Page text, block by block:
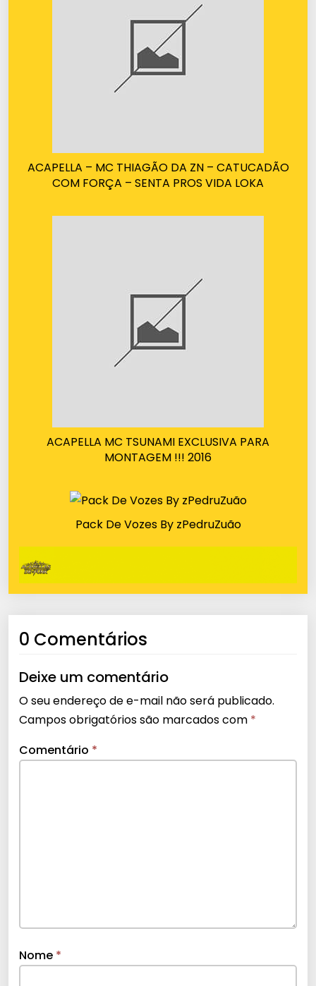
ACAPELLA – MC THIAGÃO DA ZN – CATUCADÃO
COM FORÇA – SENTA PROS VIDA LOKA
ACAPELLA MC TSUNAMI EXCLUSIVA PARA
MONTAGEM !!! 2016
Pack De Vozes By zPedruZuão
0 Comentários
Deixe um comentário
O seu endereço de e-mail não será publicado.
Campos obrigatórios são marcados com *
Comentário *
Nome *